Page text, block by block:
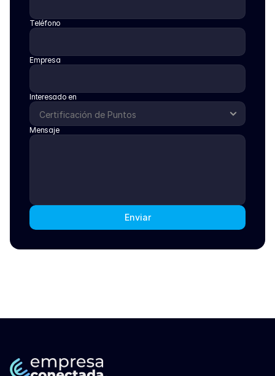
Teléfono
Empresa
Interesado en
Mensaje
Enviar